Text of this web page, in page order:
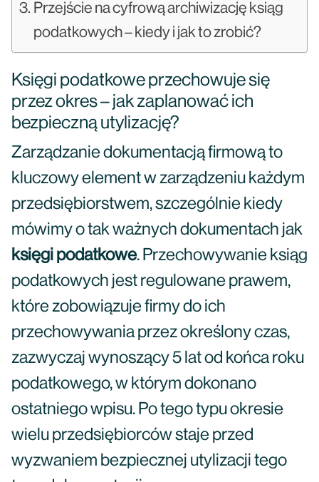
Przejście na cyfrową archiwizację ksiąg
podatkowych – kiedy i jak to zrobić?
Księgi podatkowe przechowuje się
przez okres – jak zaplanować ich
bezpieczną utylizację?
Zarządzanie dokumentacją firmową to
kluczowy element w zarządzeniu każdym
przedsiębiorstwem, szczególnie kiedy
mówimy o tak ważnych dokumentach jak
księgi podatkowe. Przechowywanie ksiąg
podatkowych jest regulowane prawem,
które zobowiązuje firmy do ich
przechowywania przez określony czas,
zazwyczaj wynoszący 5 lat od końca roku
podatkowego, w którym dokonano
ostatniego wpisu. Po tego typu okresie
wielu przedsiębiorców staje przed
wyzwaniem bezpiecznej utylizacji tego